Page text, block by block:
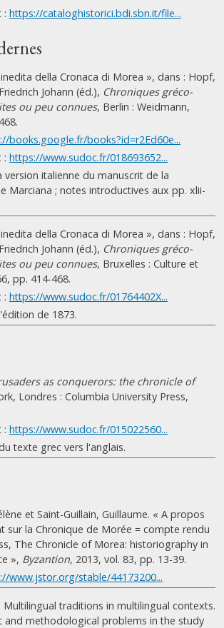
: https://cataloghistorici.bdi.sbn.it/file...
della Cronaca di Morea », dans : Hopf,
Johann (éd.), Chroniques gréco-
ou peu connues, Berlin : Weidmann,
books.google.fr/books?id=r2Ed60e...
: https://www.sudoc.fr/018693652...
version italienne du manuscrit de la
Marciana ; notes introductives aux pp. xlii-
della Cronaca di Morea », dans : Hopf,
Johann (éd.), Chroniques gréco-
ou peu connues, Bruxelles : Culture et
pp. 414-468.
: https://www.sudoc.fr/01764402X...
de 1873.
as conquerors: the chronicle of
Londres : Columbia University Press,
: https://www.sudoc.fr/015022560...
texte grec vers l'anglais.
et Saint-Guillain, Guillaume. « A propos
sur la Chronique de Morée = compte rendu
The Chronicle of Morea: historiography in
», Byzantion, 2013, vol. 83, pp. 13-39.
www.jstor.org/stable/44173200...
Multilingual traditions in multilingual contexts.
and methodological problems in the study